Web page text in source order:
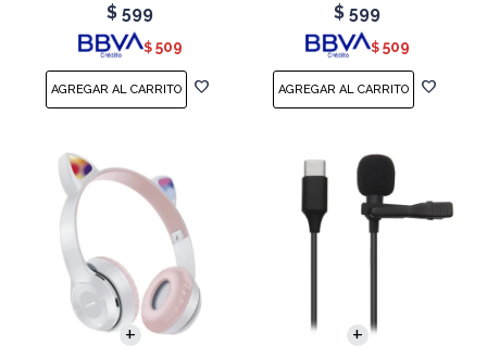
$ 599
$ 509
$ 599
$ 509